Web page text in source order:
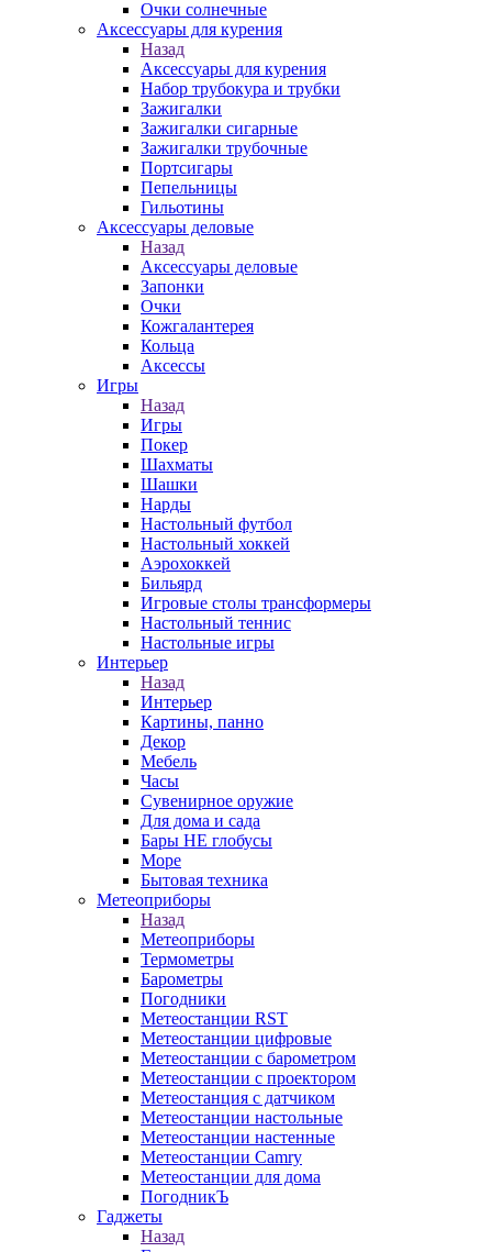
Очки солнечные
Аксессуары для курения
Назад
Аксессуары для курения
Набор трубокура и трубки
Зажигалки
Зажигалки сигарные
Зажигалки трубочные
Портсигары
Пепельницы
Гильотины
Аксессуары деловые
Назад
Аксессуары деловые
Запонки
Очки
Кожгалантерея
Кольца
Аксессы
Игры
Назад
Игры
Покер
Шахматы
Шашки
Нарды
Настольный футбол
Настольный хоккей
Аэрохоккей
Бильярд
Игровые столы трансформеры
Настольный теннис
Настольные игры
Интерьер
Назад
Интерьер
Картины, панно
Декор
Мебель
Часы
Сувенирное оружие
Для дома и сада
Бары НЕ глобусы
Море
Бытовая техника
Метеоприборы
Назад
Метеоприборы
Термометры
Барометры
Погодники
Метеостанции RST
Метеостанции цифровые
Метеостанции с барометром
Метеостанции с проектором
Метеостанция с датчиком
Метеостанции настольные
Метеостанции настенные
Метеостанции Camry
Метеостанции для дома
ПогодникЪ
Гаджеты
Назад